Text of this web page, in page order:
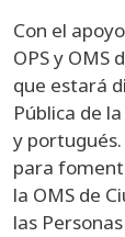
Con el
OPS y
que estará
Pública de
y
para
la OMS de
las